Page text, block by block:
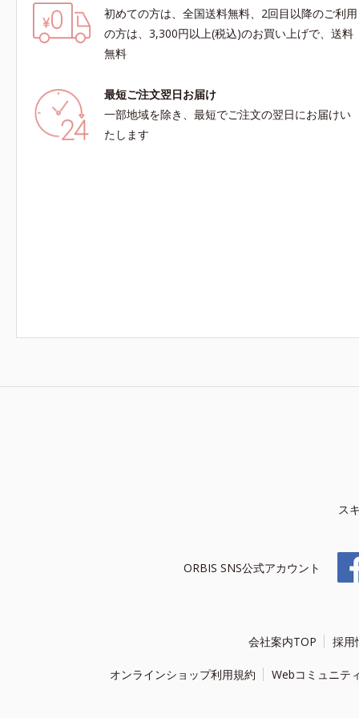
初めての方は、全国送料無料、2回目以降のご利用
の方は、3,300円以上(税込)のお買い上げで、送料
無料
最短ご注文翌日お届け
一部地域を除き、最短でご注文の翌日にお届けい
たします
ス
ORBIS SNS公式アカウント
会社案内TOP 採用
オンラインショップ利用規約 Webコミュニテ